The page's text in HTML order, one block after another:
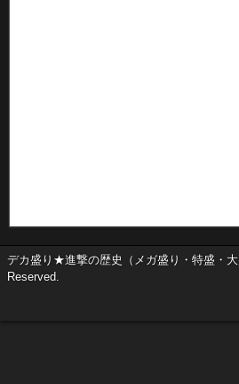
デカ盛り★進撃の歴史（メガ盛り・特盛・
Reserved.